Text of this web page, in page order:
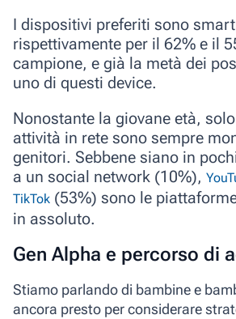
I dispositivi preferiti sono
rispettivamente per il 62% e il
campione, e già la metà dei
uno di questi device.
Nonostante la giovane età,
attività in rete sono sempre
genitori. Sebbene siano in
a un social network (10%),
TikTok (53%) sono le
in assoluto.
Gen Alpha e percorso di
Stiamo parlando di bambine e
ancora presto per considerare